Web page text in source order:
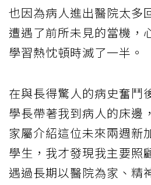
也因為病人進出醫院太多
遭遇了前所未見的當機，
學習熱忱頓時滅了一半。
在與長得驚人的病史奮鬥
學長帶著我到病人的床邊
家屬介紹這位未來兩週新
學生，我才發現我主要照
遇過長期以醫院為家、精